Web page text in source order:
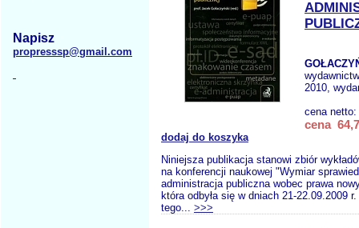
Napisz
propresssp@gmail.com
2010,
cena netto:
cena
dodaj do koszyka
Niniejsza publikacja stanowi zbiór
na konferencji naukowej "Wymiar
administracja publiczna wobec prawa
która odbyła się w dniach 21-22.09.2009
tego... >>>